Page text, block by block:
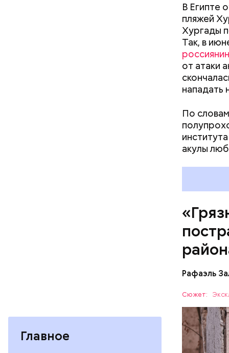
Главное
В Египте
пляжей
Хургады
Так, в
от атаки
нападать
По
акулы
Рафаэль
Сюжет:
—
Так как
первые
зона.
БЕЛАРУСЬ
Каждый
мире, —